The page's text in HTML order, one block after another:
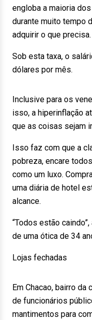
engloba a maioria
durante muito tempo
adquirir o que precisa.
Sob esta taxa, o
dólares por mês.
Inclusive para os
isso, a hiperinflação
que as coisas sejam
Isso faz com que a
pobreza, encare
como um luxo.
uma diária de hotel
alcance.
“Todos estão
de uma ótica de 34
Lojas fechadas
Em Chacao, bairro da
de funcionários
mantimentos para